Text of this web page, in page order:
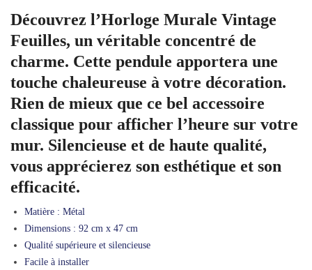
Découvrez l’Horloge Murale Vintage
Feuilles, un véritable concentré de
charme. Cette pendule apportera une
touche chaleureuse à votre décoration.
Rien de mieux que ce bel accessoire
classique pour afficher l’heure sur votre
mur. Silencieuse et de haute qualité,
vous apprécierez son esthétique et son
efficacité.
Matière : Métal
Dimensions : 92 cm x 47 cm
Qualité supérieure et silencieuse
Facile à installer